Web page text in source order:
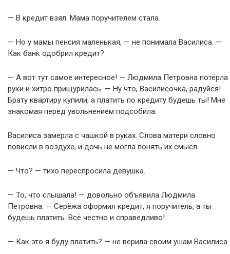
— В кредит взял. Мама поручителем стала.
— Но у мамы пенсия маленькая, — не понимала Василиса. —
Как банк одобрил кредит?
— А вот тут самое интересное! — Людмила Петровна потёрла
руки и хитро прищурилась. — Ну что, Василисочка, радуйся!
Брату квартиру купили, а платить по кредиту будешь ты! Мне
знакомая перед увольнением подсобила.
Василиса замерла с чашкой в руках. Слова матери словно
повисли в воздухе, и дочь не могла понять их смысл.
— Что? — тихо переспросила девушка.
— То, что слышала! — довольно объявила Людмила
Петровна. — Серёжа оформил кредит, я поручитель, а ты
будешь платить. Всё честно и справедливо!
— Как это я буду платить? — не верила своим ушам Василиса.